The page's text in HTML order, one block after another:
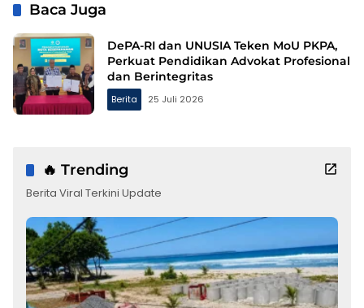
Baca Juga
DePA-RI dan UNUSIA Teken MoU PKPA,
Perkuat Pendidikan Advokat Profesional
dan Berintegritas
Berita 25 Juli 2026
🔥 Trending
Berita Viral Terkini Update